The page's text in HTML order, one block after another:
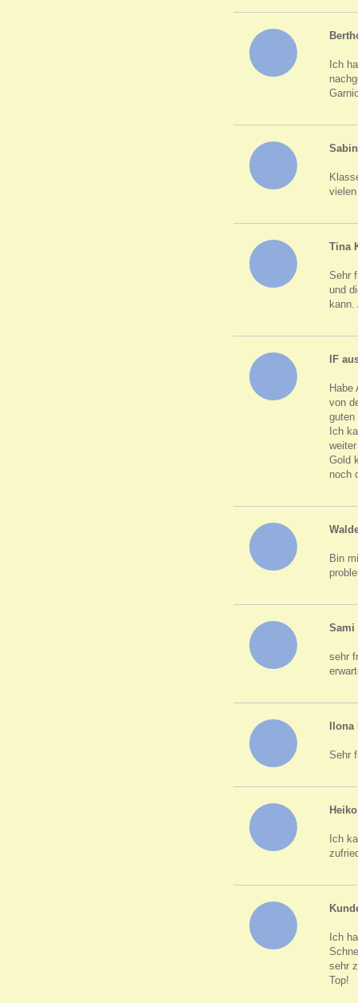
Ich
Tina
Sehr
und
IF
Habe
von
guten
Ich
Gold
noch
Bin
Sami
sehr
Sehr
Heiko
Ich
Ich
sehr
Top!